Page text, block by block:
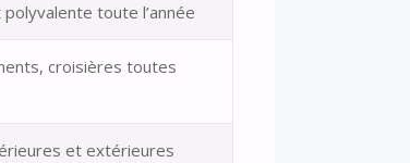
toute l’année
croisières toutes
et extérieures